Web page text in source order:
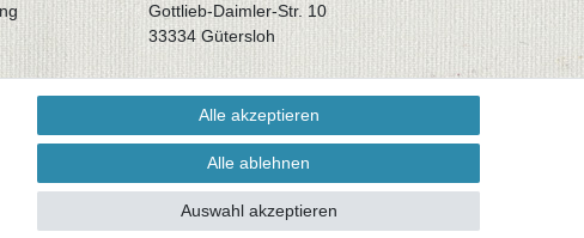
Gottlieb-Daimler-Str. 10
33334 Gütersloh
ÖFFNUNGSZEITEN
Montag - Dienstag: 8.00 - 18.00 Uhr,
Mittwoch Ruhetag, Donnerstag: 8.00 -
18.00 Uhr, Freitag 8.00 - 14.00 Uhr
KUNDENSERVICE
Alle akzeptieren
Alle ablehnen
Auswahl akzeptieren